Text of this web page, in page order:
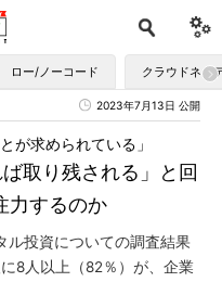
ロー/ノーコード クラウドネイ
2023年7月13日 公開
取り残される」と回
するのか
が求められている」
ル投資についての調査結果
8人以上（82％）が、企業